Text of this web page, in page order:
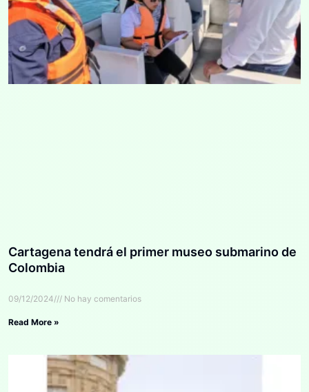
Cartagena tendrá el primer museo submarino de
Colombia
09/12/2024 No hay comentarios
Read More »